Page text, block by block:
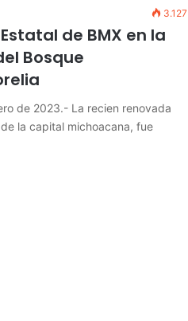
3.127
de BMX en la
Bosque
de 2023.- La recien renovada
la capital michoacana, fue